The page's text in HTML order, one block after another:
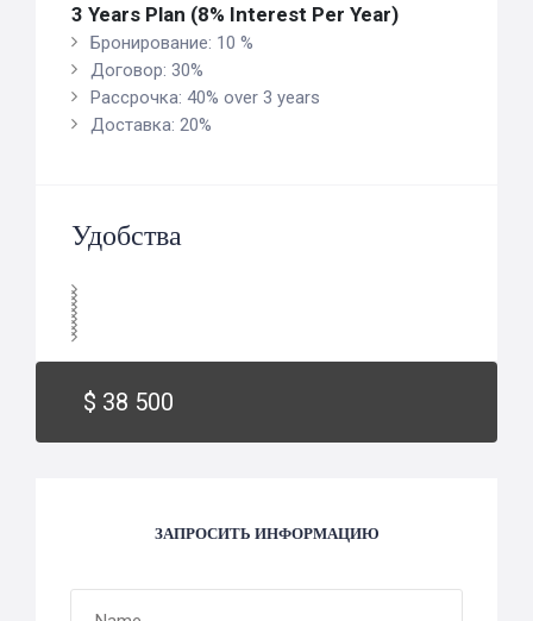
3 Years Plan (8% Interest Per Year)
Бронирование: 10 %
Договор: 30%
Рассрочка: 40% over 3 years
Доставка: 20%
Удобства
$ 38 500
ЗАПРОСИТЬ ИНФОРМАЦИЮ